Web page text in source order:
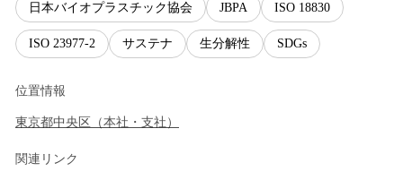
日本バイオプラスチック協会 JBPA ISO 18830
ISO 23977-2 サステナ 生分解性 SDGs
位置情報
東京都中央区 （本社・支社 ）
関連リンク